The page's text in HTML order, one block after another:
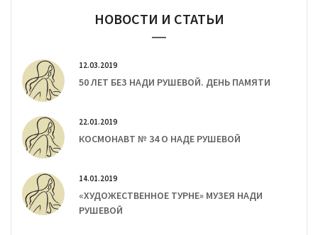
НОВОСТИ И СТАТЬИ
12.03.2019
50 ЛЕТ БЕЗ НАДИ РУШЕВОЙ. ДЕНЬ ПАМЯТИ
22.01.2019
КОСМОНАВТ № 34 О НАДЕ РУШЕВОЙ
14.01.2019
«ХУДОЖЕСТВЕННОЕ ТУРНЕ» МУЗЕЯ НАДИ
РУШЕВОЙ